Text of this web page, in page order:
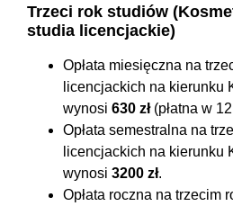
Trzeci rok studiów
studia licencjackie)
Opłata miesięczna na
licencjackich na kierunku
wynosi 630 zł(płatna w
Opłata semestralna na
licencjackich na kierunku
wynosi 3200 zł.
Opłata roczna na trzecim